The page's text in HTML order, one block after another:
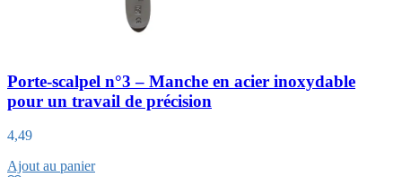
Porte-scalpel n°3 – Manche en acier inoxydable
pour un travail de précision
4,49
Ajout au panier